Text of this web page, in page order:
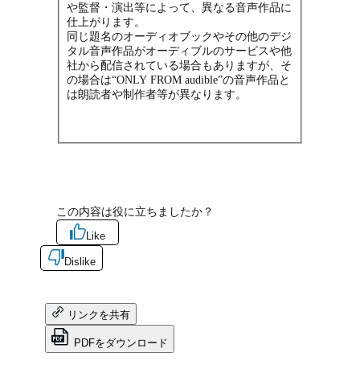
や監督・演出等によって、異なる音声作品に
仕上がります。
同じ題名のオーディオブックやその他のデジ
タル音声作品がオーディブルのサービスや他
社から配信されている場合もありますが、そ
の場合は“ONLY FROM audible”の音声作品と
は朗読者や制作者等が異なります。
この内容は役に立ちましたか？
Like
Dislike
リンクを共有
PDFをダウンロード